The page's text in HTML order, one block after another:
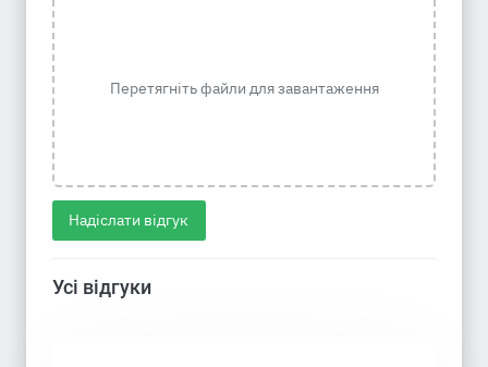
Перетягніть файли для завантаження
Надіслати відгук
Усі відгуки